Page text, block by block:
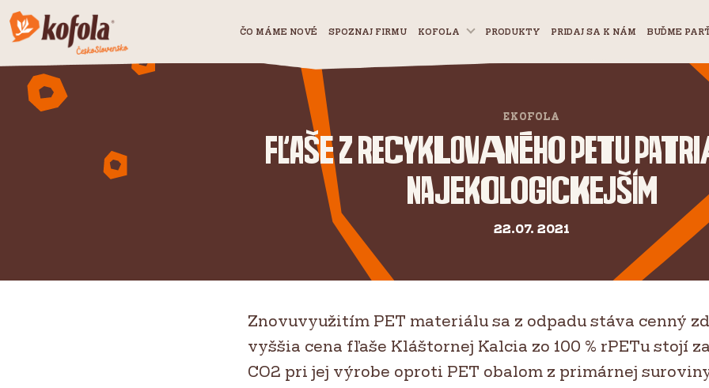
ČO MÁME NOVÉ SPOZNAJ FIRMU KOFOLA PRODUKTY PRIDAJ SA K NÁM BUĎME
EKOFOLA
Fľaše z recyklovaného PETu
najekologickejším
22.07. 2021
Znovuvyužitím PET materiálu sa z odpadu stáva cenný
vyššia cena fľaše Kláštornej Kalcia zo 100 % rPETu stojí
CO2 pri jej výrobe oproti PET obalom z primárnej